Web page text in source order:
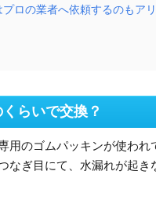
ロの業者へ依頼するのもアリ
らいで交換？
用のゴムパッキンが使われ
なぎ目にて、水漏れが起